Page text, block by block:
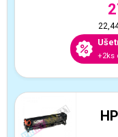
+2ks